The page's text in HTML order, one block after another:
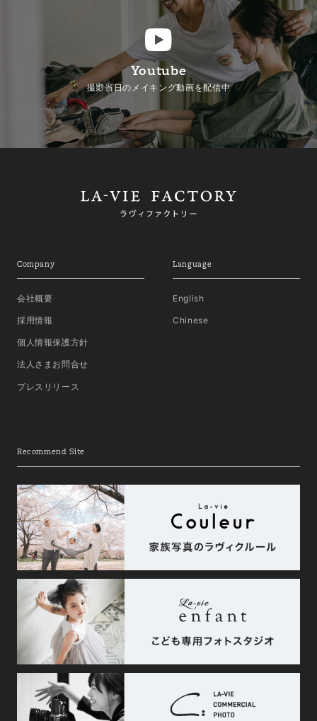
Youtube
撮影当日のメイキング動画を配信中
Company
会社概要
採用情報
個人情報保護方針
法人さまお問合せ
プレスリリース
Language
English
Chinese
Recommend Site